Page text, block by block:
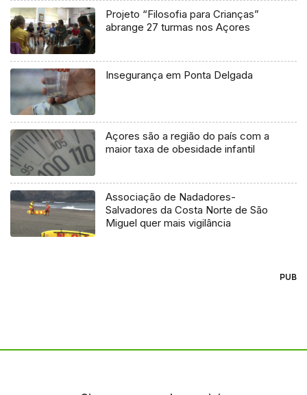
Projeto “Filosofia para Crianças”
abrange 27 turmas nos Açores
Insegurança em Ponta Delgada
Açores são a região do país com a
maior taxa de obesidade infantil
Associação de Nadadores-
Salvadores da Costa Norte de São
Miguel quer mais vigilância
PUB